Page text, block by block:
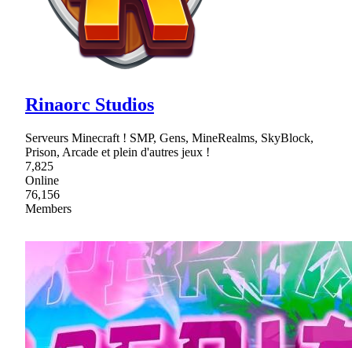
Rinaorc Studios
Serveurs Minecraft ! SMP, Gens, MineRealms, SkyBlock,
Prison, Arcade et plein d'autres jeux !
7,825
Online
76,156
Members